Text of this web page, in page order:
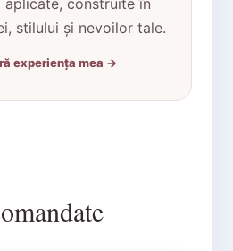
aplicate, construite în
stilului și nevoilor tale.
experiența mea →